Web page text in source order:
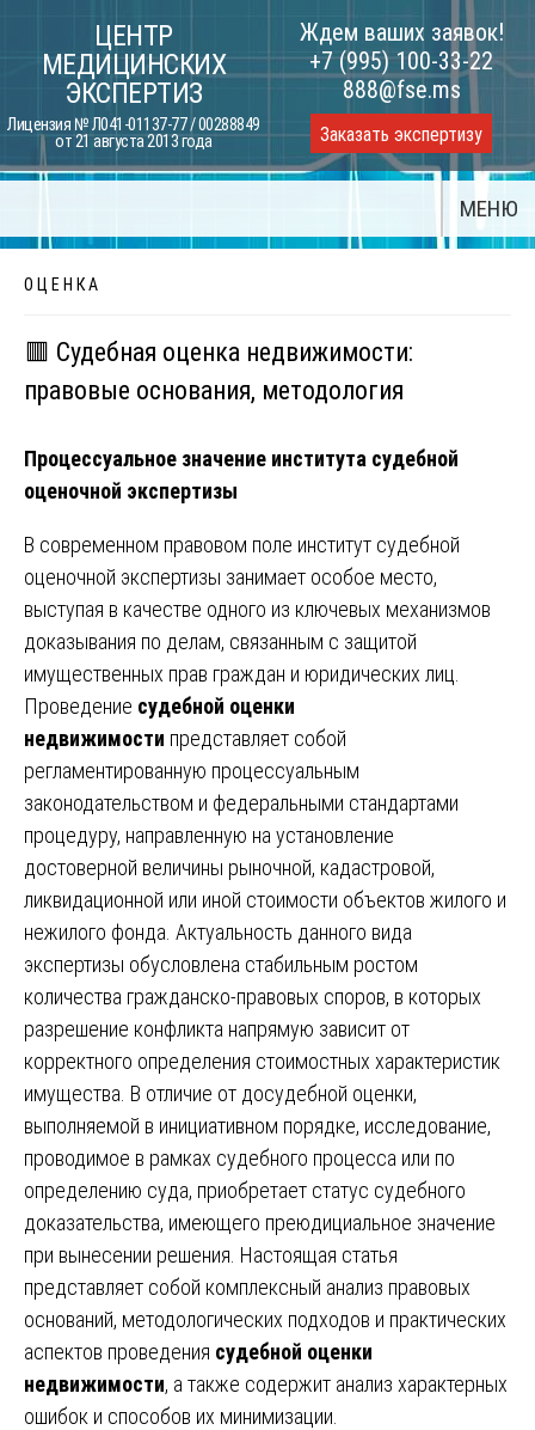
content
ЦЕНТР
МЕДИЦИНСКИХ
ЭКСПЕРТИЗ
Лицензия № Л041-01137-77 / 00288849
от 21 августа 2013 года
Ждем ваших заявок!
+7 (995) 100-33-22
888@fse.ms
Заказать экспертизу
МЕНЮ
О Ц Е Н К А
🟥 Судебная оценка недвижимости:
правовые основания, методология
Процессуальное значение института судебной
оценочной экспертизы
В современном правовом поле институт судебной
оценочной экспертизы занимает особое место,
выступая в качестве одного из ключевых механизмов
доказывания по делам, связанным с защитой
имущественных прав граждан и юридических лиц.
Проведение судебной оценки
недвижимости представляет собой
регламентированную процессуальным
законодательством и федеральными стандартами
процедуру, направленную на установление
достоверной величины рыночной, кадастровой,
ликвидационной или иной стоимости объектов жилого и
нежилого фонда. Актуальность данного вида
экспертизы обусловлена стабильным ростом
количества гражданско-правовых споров, в которых
разрешение конфликта напрямую зависит от
корректного определения стоимостных характеристик
имущества. В отличие от досудебной оценки,
выполняемой в инициативном порядке, исследование,
проводимое в рамках судебного процесса или по
определению суда, приобретает статус судебного
доказательства, имеющего преюдициальное значение
при вынесении решения. Настоящая статья
представляет собой комплексный анализ правовых
оснований, методологических подходов и практических
аспектов проведения судебной оценки
недвижимости, а также содержит анализ характерных
ошибок и способов их минимизации.